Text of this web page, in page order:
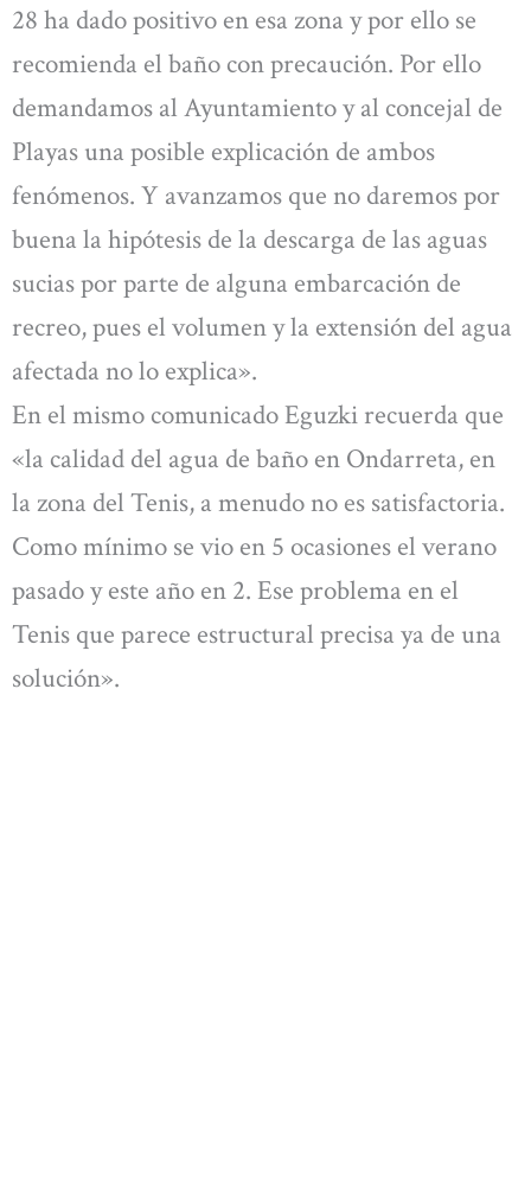
28 ha dado positivo en esa zona y por ello se
recomienda el baño con precaución. Por ello
demandamos al Ayuntamiento y al concejal de
Playas una posible explicación de ambos
fenómenos. Y avanzamos que no daremos por
buena la hipótesis de la descarga de las aguas
sucias por parte de alguna embarcación de
recreo, pues el volumen y la extensión del agua
afectada no lo explica».
En el mismo comunicado Eguzki recuerda que
«la calidad del agua de baño en Ondarreta, en
la zona del Tenis, a menudo no es satisfactoria.
Como mínimo se vio en 5 ocasiones el verano
pasado y este año en 2. Ese problema en el
Tenis que parece estructural precisa ya de una
solución».